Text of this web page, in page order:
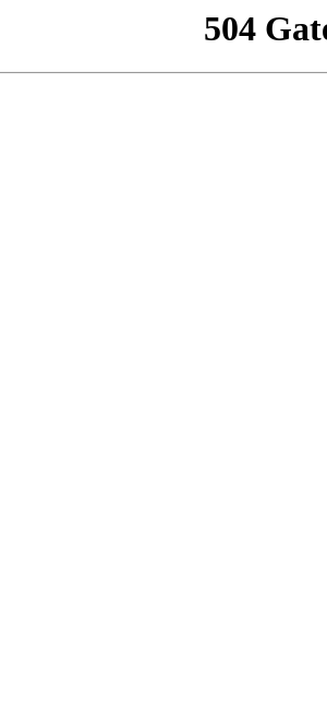
504